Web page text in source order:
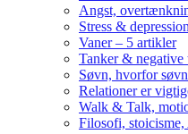
Angst,
Stress &
Vaner – 5 artikler
Tanker &
Søvn, hvorfor
Relationer er
Walk & Talk,
Filosofi,